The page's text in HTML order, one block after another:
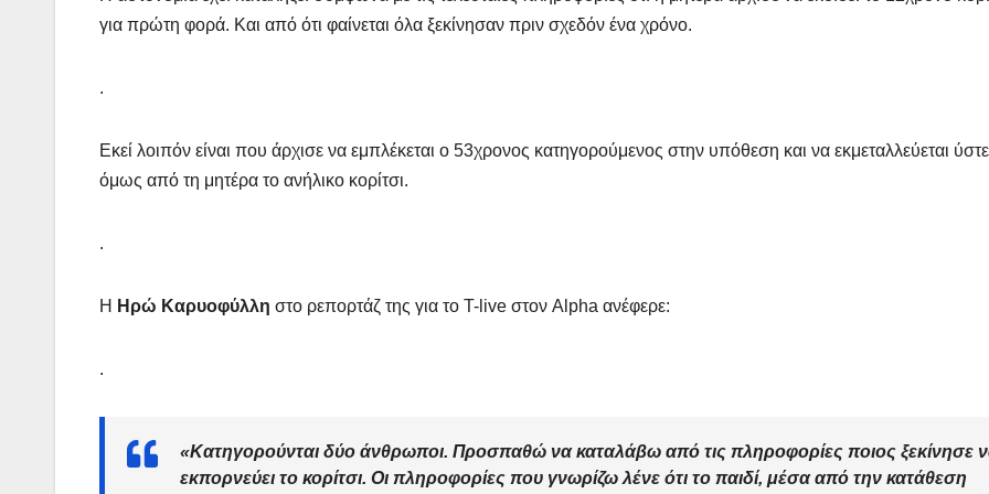
για πρώτη φορά. Και από ότι φαίνεται όλα ξεκίνησαν πριν σχεδόν ένα χρόνο.
.
Εκεί λοιπόν είναι που άρχισε να εμπλέκεται ο 53χρονος κατηγορούμενος στην υπόθεση και να εκμεταλλεύεται
όμως από τη μητέρα το ανήλικο κορίτσι.
.
Η Ηρώ Καρυοφύλλη στο ρεπορτάζ της για το T-live στον Alpha ανέφερε:
.
«Κατηγορούνται δύο άνθρωποι. Προσπαθώ να καταλάβω από τις πληροφορίες ποιος ξεκίνησε
εκπορνεύει το κορίτσι. Οι πληροφορίες που γνωρίζω λένε ότι το παιδί, μέσα από την κατάθεση